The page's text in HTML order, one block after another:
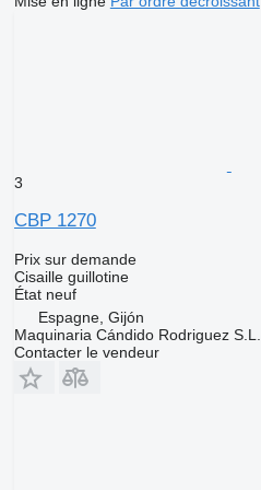
3
CBP 1270
Prix sur demande
Cisaille guillotine
Étatneuf
Espagne, Gijón
Maquinaria Cándido Rodriguez S.L.
Contacter le vendeur